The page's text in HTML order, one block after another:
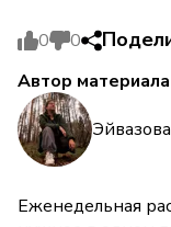
0 0
Автор материала
Еженедельная